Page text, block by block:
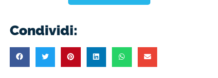
Condividi: